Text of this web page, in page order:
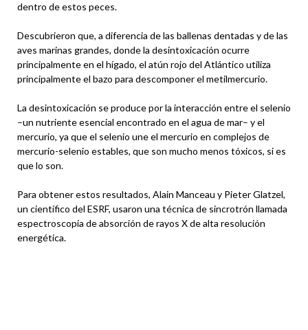
dentro de estos peces.
Descubrieron que, a diferencia de las ballenas dentadas y de las
aves marinas grandes, donde la desintoxicación ocurre
principalmente en el hígado, el atún rojo del Atlántico utiliza
principalmente el bazo para descomponer el metilmercurio.
La desintoxicación se produce por la interacción entre el selenio
–un nutriente esencial encontrado en el agua de mar– y el
mercurio, ya que el selenio une el mercurio en complejos de
mercurio-selenio estables, que son mucho menos tóxicos, si es
que lo son.
Para obtener estos resultados, Alain Manceau y Pieter Glatzel,
un científico del ESRF, usaron una técnica de sincrotrón llamada
espectroscopía de absorción de rayos X de alta resolución
energética.